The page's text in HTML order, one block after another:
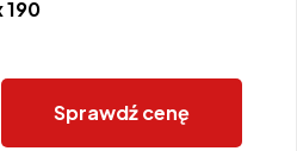
190
Sprawdź cenę